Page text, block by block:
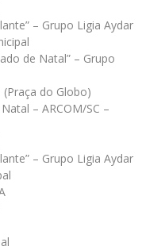
– Grupo Ligia Aydar
de Natal” – Grupo
do Globo)
– ARCOM/SC –
– Grupo Ligia Aydar